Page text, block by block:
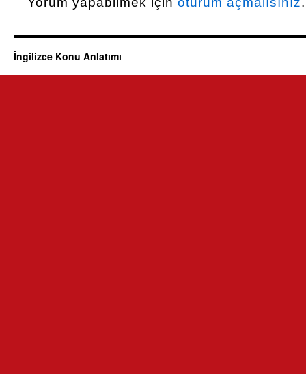
İngilizce Konu Anlatımı